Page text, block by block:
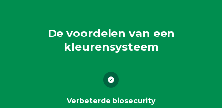
De voordelen van een
kleurensysteem
Verbeterde biosecurity